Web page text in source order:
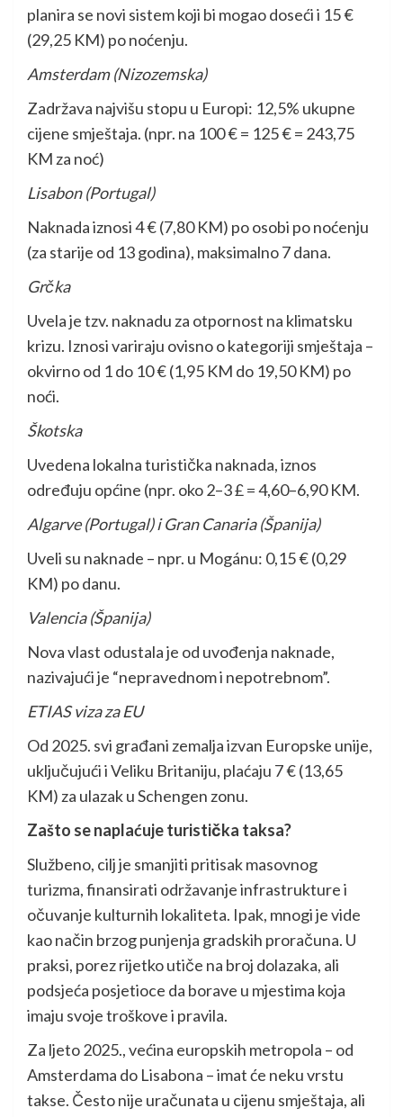
planira se novi sistem koji bi mogao doseći i 15 €
(29,25 KM) po noćenju.
Amsterdam (Nizozemska)
Zadržava najvišu stopu u Europi: 12,5% ukupne
cijene smještaja. (npr. na 100 € = 125 € = 243,75
KM za noć)
Lisabon (Portugal)
Naknada iznosi 4 € (7,80 KM) po osobi po noćenju
(za starije od 13 godina), maksimalno 7 dana.
Grčka
Uvela je tzv. naknadu za otpornost na klimatsku
krizu. Iznosi variraju ovisno o kategoriji smještaja –
okvirno od 1 do 10 € (1,95 KM do 19,50 KM) po
noći.
Škotska
Uvedena lokalna turistička naknada, iznos
određuju općine (npr. oko 2–3 £ = 4,60–6,90 KM.
Algarve (Portugal) i Gran Canaria (Španija)
Uveli su naknade – npr. u Mogánu: 0,15 € (0,29
KM) po danu.
Valencia (Španija)
Nova vlast odustala je od uvođenja naknade,
nazivajući je “nepravednom i nepotrebnom”.
ETIAS viza za EU
Od 2025. svi građani zemalja izvan Europske unije,
uključujući i Veliku Britaniju, plaćaju 7 € (13,65
KM) za ulazak u Schengen zonu.
Zašto se naplaćuje turistička taksa?
Službeno, cilj je smanjiti pritisak masovnog
turizma, finansirati održavanje infrastrukture i
očuvanje kulturnih lokaliteta. Ipak, mnogi je vide
kao način brzog punjenja gradskih proračuna. U
praksi, porez rijetko utiče na broj dolazaka, ali
podsjeća posjetioce da borave u mjestima koja
imaju svoje troškove i pravila.
Za ljeto 2025., većina europskih metropola – od
Amsterdama do Lisabona – imat će neku vrstu
takse. Često nije uračunata u cijenu smještaja, ali